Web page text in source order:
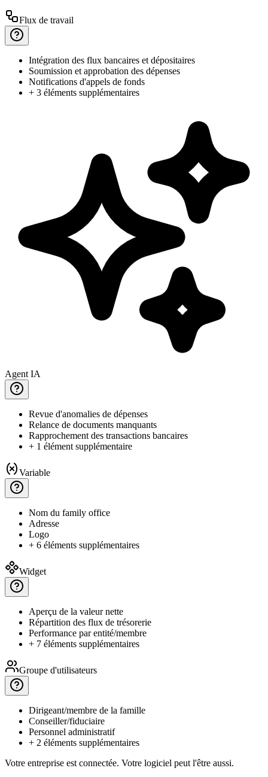
Flux de travail
Intégration des flux bancaires et dépositaires
Soumission et approbation des dépenses
Notifications d'appels de fonds
+ 3 éléments supplémentaires
Agent IA
Revue d'anomalies de dépenses
Relance de documents manquants
Rapprochement des transactions bancaires
+ 1 élément supplémentaire
Variable
Nom du family office
Adresse
Logo
+ 6 éléments supplémentaires
Widget
Aperçu de la valeur nette
Répartition des flux de trésorerie
Performance par entité/membre
+ 7 éléments supplémentaires
Groupe d'utilisateurs
Dirigeant/membre de la famille
Conseiller/fiduciaire
Personnel administratif
+ 2 éléments supplémentaires
Votre entreprise est connectée. Votre logiciel peut l'être aussi.